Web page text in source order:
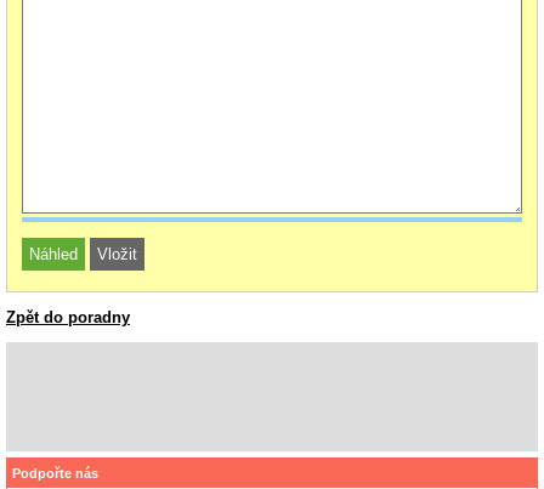
Zpět do poradny
Podpořte nás